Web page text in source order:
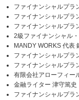
ファイナンシャルプラ
ファイナンシャルプラ
ファイナンシャルプラ
2級ファイナンシャル
MANDY WORKS 代表
ファイナンシャルプラ
ファイナンシャルプラ
有限会社アローフィー
金融ライター 津守篤史
ファイナンシャルプラ